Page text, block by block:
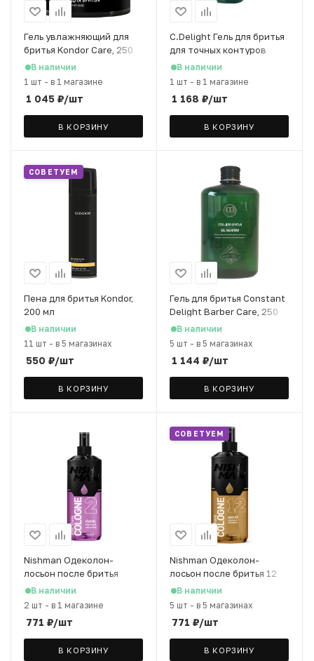
Гель увлажняющий для
бритья Kondor Care, 250
млВ наличии
1 шт - в 1 магазине
1 045 ₽/шт
В КОРЗИНУ
C.Delight Гель для бритья
для точных контуров
Men's, 150 мл
В наличии
1 шт - в 1 магазине
1 168 ₽/шт
В КОРЗИНУ
СОВЕТУЕМ
Пена для бритья Kondor,
200 мл
В наличии
11 шт - в 5 магазинах
550 ₽/шт
В КОРЗИНУ
Гель для бритья Constant
Delight Barber Care, 250
млВ наличии
5 шт - в 5 магазинах
1 144 ₽/шт
В КОРЗИНУ
Nishman Одеколон-
лосьон после бритья
Storm 02, 100 мл
В наличии
2 шт - в 1 магазине
771 ₽/шт
В КОРЗИНУ
СОВЕТУЕМ
Nishman Одеколон-
лосьон после бритья 12
SpaceX, 100 мл
В наличии
5 шт - в 5 магазинах
771 ₽/шт
В КОРЗИНУ